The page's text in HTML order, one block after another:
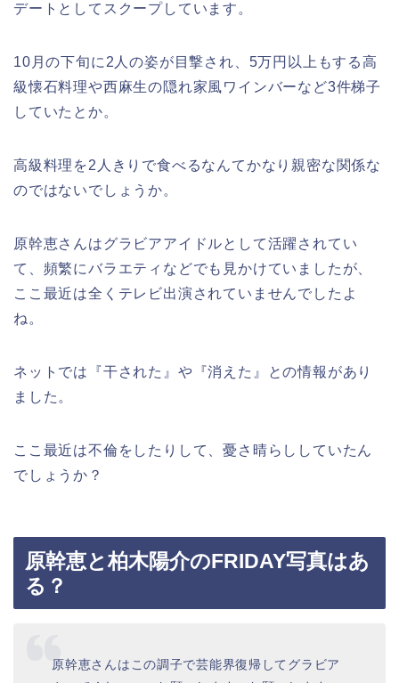
デートとしてスクープしています。
10月の下旬に2人の姿が目撃され、5万円以上もする高
級懐石料理や西麻生の隠れ家風ワインバーなど3件梯子
していたとか。
高級料理を2人きりで食べるなんてかなり親密な関係な
のではないでしょうか。
原幹恵さんはグラビアアイドルとして活躍されてい
て、頻繁にバラエティなどでも見かけていましたが、
ここ最近は全くテレビ出演されていませんでしたよ
ね。
ネットでは『干された』や『消えた』との情報があり
ました。
ここ最近は不倫をしたりして、憂さ晴らししていたん
でしょうか？
原幹恵と柏木陽介のFRIDAY写真はあ
る？
原幹恵さんはこの調子で芸能界復帰してグラビア